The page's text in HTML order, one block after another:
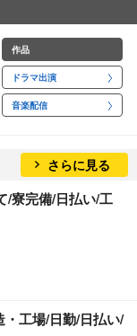
作品
ドラマ出演
音楽配信
さらに見る
/寮完備/日払い/工
・工場/日勤/日払い/